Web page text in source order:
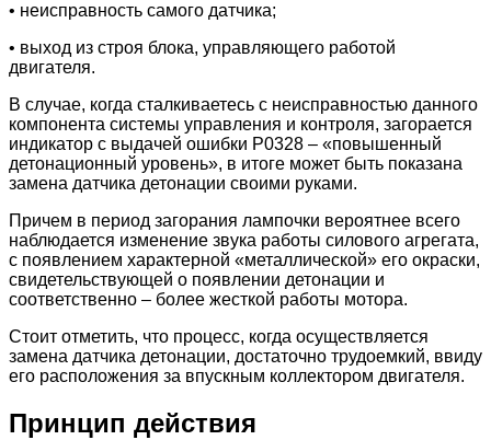
• неисправность самого датчика;
• выход из строя блока, управляющего работой
двигателя.
В случае, когда сталкиваетесь с неисправностью данного
компонента системы управления и контроля, загорается
индикатор с выдачей ошибки P0328 – «повышенный
детонационный уровень», в итоге может быть показана
замена датчика детонации своими руками.
Причем в период загорания лампочки вероятнее всего
наблюдается изменение звука работы силового агрегата,
с появлением характерной «металлической» его окраски,
свидетельствующей о появлении детонации и
соответственно – более жесткой работы мотора.
Стоит отметить, что процесс, когда осуществляется
замена датчика детонации, достаточно трудоемкий, ввиду
его расположения за впускным коллектором двигателя.
Принцип действия